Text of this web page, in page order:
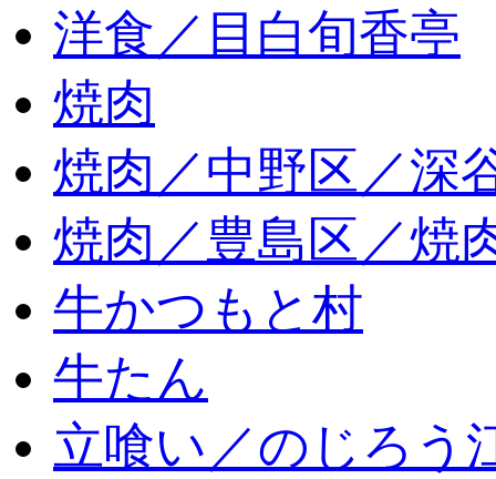
洋食／目白旬香亭
焼肉
焼肉／中野区／深
焼肉／豊島区／焼
牛かつもと村
牛たん
立喰い／のじろう